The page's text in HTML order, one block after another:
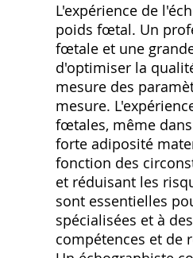
L'expérience de
poids fœtal. Un
fœtale et une
d'optimiser la
mesure des
mesure.
fœtales, même
forte adiposité
fonction des
et réduisant les
sont essentielles
spécialisées et à
compétences et de